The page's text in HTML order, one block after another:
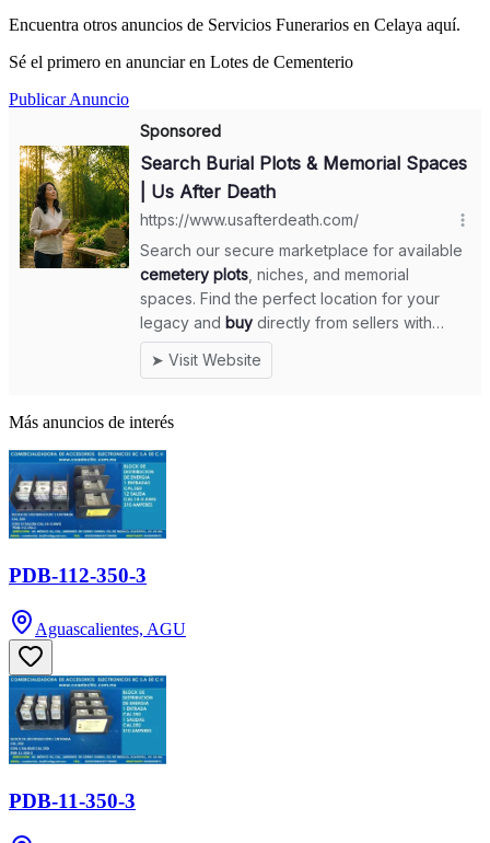
Encuentra otros anuncios de Servicios Funerarios en Celaya aquí.
Sé el primero en anunciar en Lotes de Cementerio
Publicar Anuncio
Más anuncios de interés
PDB-112-350-3
Aguascalientes, AGU
PDB-11-350-3